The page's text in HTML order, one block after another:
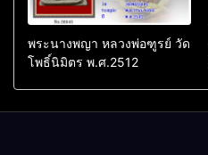
พระนางพญา หลวงพ่อฑูรย์ วัด
โพธิ์นิมิตร พ.ศ.2512